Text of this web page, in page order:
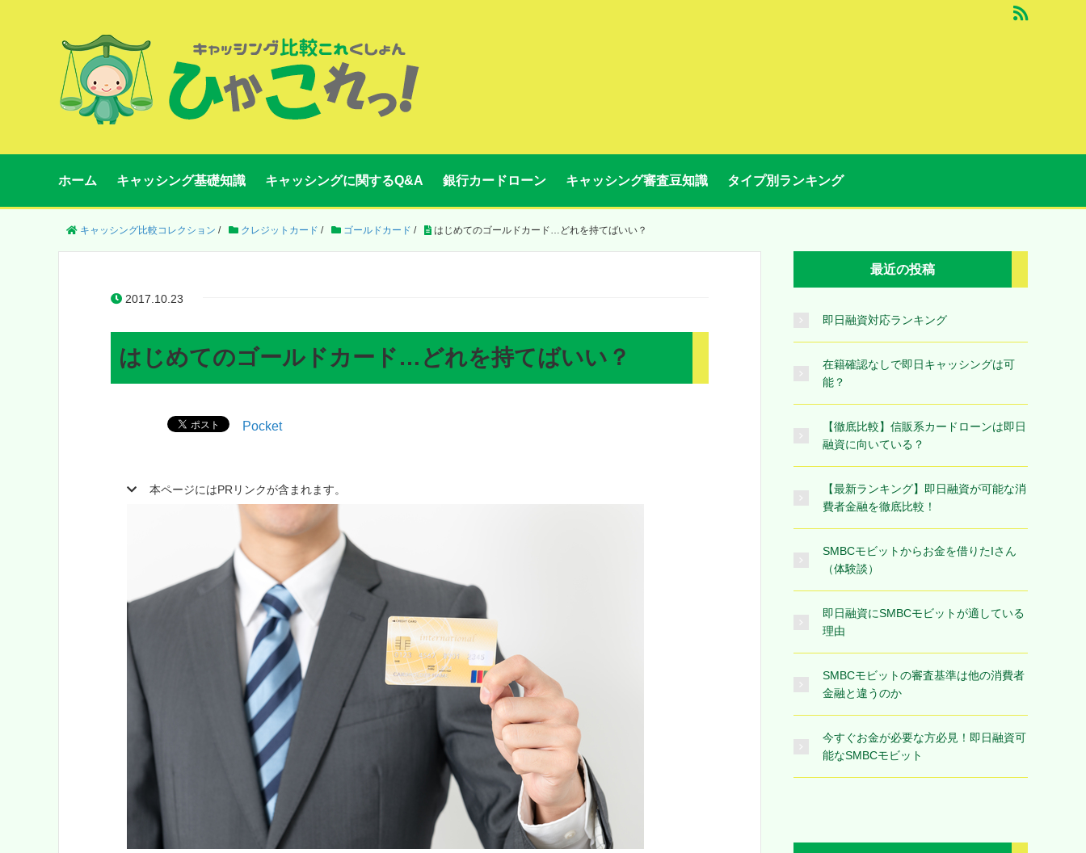
ホーム キャッシング基礎知識 キャッシングに関するQ&A 銀行カードローン キャッシング審査豆知識 タイプ別ランキング
キャッシング比較コレクション / クレジットカード / ゴールドカード / はじめてのゴールドカード…どれを持てばいい？
2017.10.23
はじめてのゴールドカード…どれを持てばいい？
Pocket
本ページにはPRリンクが含まれます。
最近の投稿
即日融資対応ランキング
在籍確認なしで即日キャッシングは可
能？
【徹底比較】信販系カードローンは即日
融資に向いている？
【最新ランキング】即日融資が可能な消
費者金融を徹底比較！
SMBCモビットからお金を借りたIさん
（体験談）
即日融資にSMBCモビットが適している
理由
SMBCモビットの審査基準は他の消費者
金融と違うのか
今すぐお金が必要な方必見！即日融資可
能なSMBCモビット